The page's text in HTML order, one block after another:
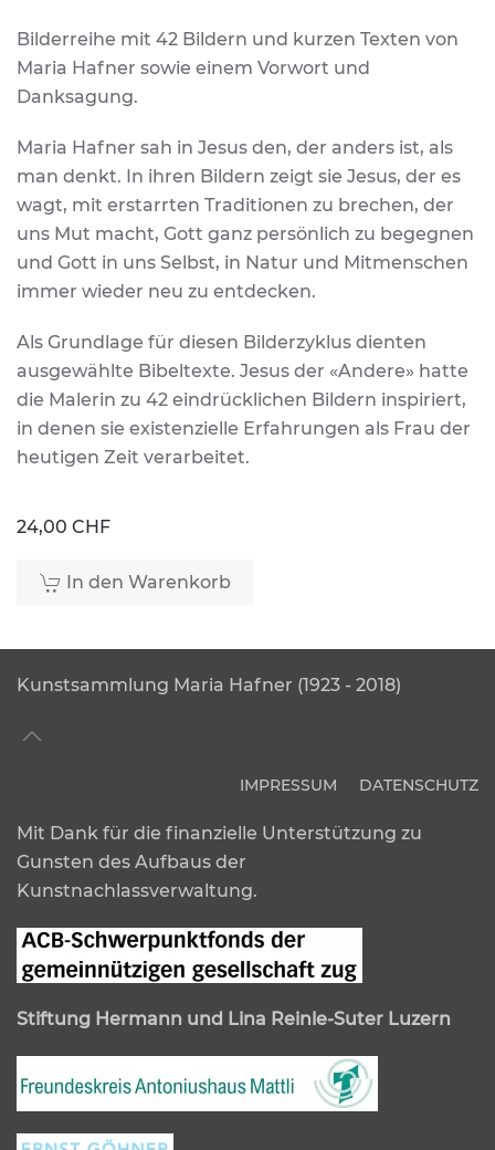
Bilderreihe mit 42 Bildern und kurzen Texten von
Maria Hafner sowie einem Vorwort und
Danksagung.
Maria Hafner sah in Jesus den, der anders ist, als
man denkt. In ihren Bildern zeigt sie Jesus, der es
wagt, mit erstarrten Traditionen zu brechen, der
uns Mut macht, Gott ganz persönlich zu begegnen
und Gott in uns Selbst, in Natur und Mitmenschen
immer wieder neu zu entdecken.
Als Grundlage für diesen Bilderzyklus dienten
ausgewählte Bibeltexte. Jesus der «Andere» hatte
die Malerin zu 42 eindrücklichen Bildern inspiriert,
in denen sie existenzielle Erfahrungen als Frau der
heutigen Zeit verarbeitet.
24,00 CHF
In den Warenkorb
Kunstsammlung Maria Hafner (1923 - 2018)
IMPRESSUM DATENSCHUTZ
Mit Dank für die finanzielle Unterstützung zu
Gunsten des Aufbaus der
Kunstnachlassverwaltung.
Stiftung Hermann und Lina Reinle-Suter Luzern